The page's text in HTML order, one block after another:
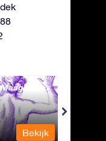
Bekijk